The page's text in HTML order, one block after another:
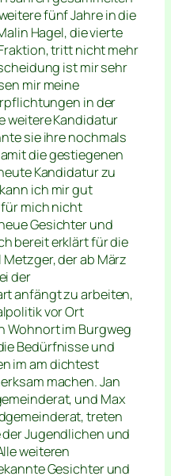
fünf Jahre in die
Hagel, die vierte
tritt nicht mehr
ist mir sehr
mir meine
in der
weitere Kandidatur
sie ihre nochmals
die gestiegenen
Kandidatur zu
ich mir gut
mich nicht
Gesichter und
bereit erklärt für die
Metzger, der ab März
der
anfängt zu arbeiten,
vor Ort
Wohnort im Burgweg
Bedürfnisse und
im am dichtest
machen. Jan
und Max
treten
Jugendlichen und
weiteren
Gesichter und